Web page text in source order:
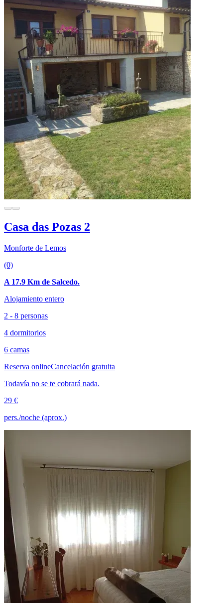
Casa das Pozas 2
Monforte de Lemos
(0)
A 17.9 Km de Salcedo.
Alojamiento entero
2 - 8 personas
4 dormitorios
6 camas
Reserva onlineCancelación gratuita
Todavía no se te cobrará nada.
29 €
pers./noche (aprox.)